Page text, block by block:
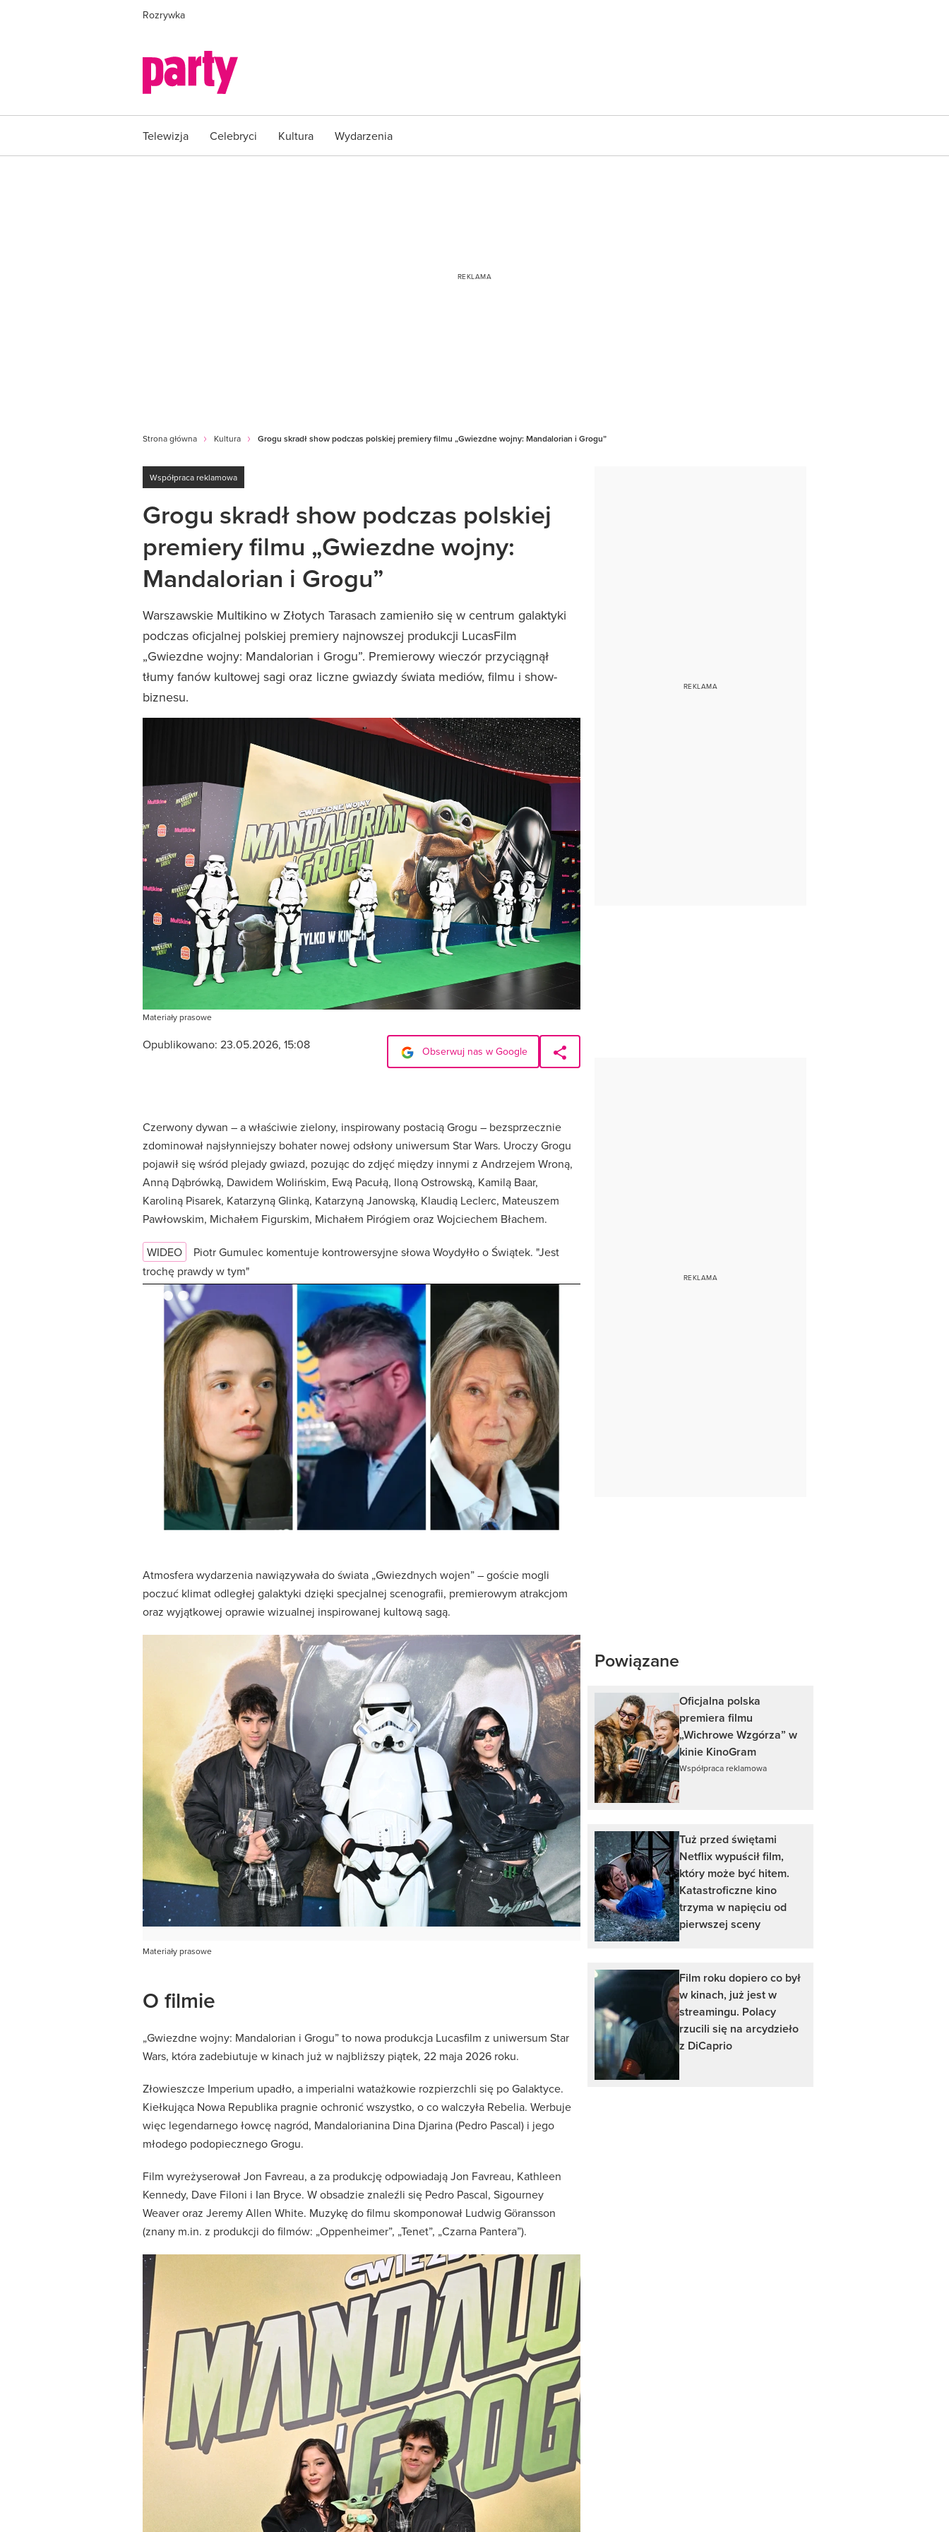
Rozrywka
Telewizja Celebryci Kultura Wydarzenia
Strona główna Kultura Grogu skradł show podczas polskiej premiery filmu „Gwiezdne wojny: Mandalorian i Grogu”
Współpraca reklamowa
Grogu skradł show podczas polskiej
premiery filmu „Gwiezdne wojny:
Mandalorian i Grogu”
Warszawskie Multikino w Złotych Tarasach zamieniło się w centrum galaktyki
podczas oficjalnej polskiej premiery najnowszej produkcji LucasFilm
„Gwiezdne wojny: Mandalorian i Grogu”. Premierowy wieczór przyciągnął
tłumy fanów kultowej sagi oraz liczne gwiazdy świata mediów, filmu i show-
biznesu.
Materiały prasowe
Opublikowano: 23.05.2026, 15:08 Obserwuj nas w Google
Czerwony dywan – a właściwie zielony, inspirowany postacią Grogu – bezsprzecznie
zdominował najsłynniejszy bohater nowej odsłony uniwersum Star Wars. Uroczy Grogu
pojawił się wśród plejady gwiazd, pozując do zdjęć między innymi z Andrzejem Wroną,
Anną Dąbrówką, Dawidem Wolińskim, Ewą Pacułą, Iloną Ostrowską, Kamilą Baar,
Karoliną Pisarek, Katarzyną Glinką, Katarzyną Janowską, Klaudią Leclerc, Mateuszem
Pawłowskim, Michałem Figurskim, Michałem Pirógiem oraz Wojciechem Błachem.
WIDEO
Piotr Gumulec komentuje kontrowersyjne słowa Woydyłło o Świątek. "Jest
trochę prawdy w tym"
Atmosfera wydarzenia nawiązywała do świata „Gwiezdnych wojen” – goście mogli
poczuć klimat odległej galaktyki dzięki specjalnej scenografii, premierowym atrakcjom
oraz wyjątkowej oprawie wizualnej inspirowanej kultową sagą.
Materiały prasowe
O filmie
„Gwiezdne wojny: Mandalorian i Grogu” to nowa produkcja Lucasfilm z uniwersum Star
Wars, która zadebiutuje w kinach już w najbliższy piątek, 22 maja 2026 roku.
Złowieszcze Imperium upadło, a imperialni watażkowie rozpierzchli się po Galaktyce.
Kiełkująca Nowa Republika pragnie ochronić wszystko, o co walczyła Rebelia. Werbuje
więc legendarnego łowcę nagród, Mandalorianina Dina Djarina (Pedro Pascal) i jego
młodego podopiecznego Grogu.
Film wyreżyserował Jon Favreau, a za produkcję odpowiadają Jon Favreau, Kathleen
Kennedy, Dave Filoni i Ian Bryce. W obsadzie znaleźli się Pedro Pascal, Sigourney
Weaver oraz Jeremy Allen White. Muzykę do filmu skomponował Ludwig Göransson
(znany m.in. z produkcji do filmów: „Oppenheimer”, „Tenet”, „Czarna Pantera”).
Powiązane
Oficjalna polska
premiera filmu
„Wichrowe Wzgórza” w
kinie KinoGram
Współpraca reklamowa
Tuż przed świętami
Netflix wypuścił film,
który może być hitem.
Katastroficzne kino
trzyma w napięciu od
pierwszej sceny
Film roku dopiero co był
w kinach, już jest w
streamingu. Polacy
rzucili się na arcydzieło
z DiCaprio